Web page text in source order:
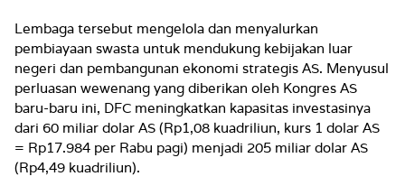
Lembaga tersebut mengelola dan menyalurkan
pembiayaan swasta untuk mendukung kebijakan luar
negeri dan pembangunan ekonomi strategis AS. Menyusul
perluasan wewenang yang diberikan oleh Kongres AS
baru-baru ini, DFC meningkatkan kapasitas investasinya
dari 60 miliar dolar AS (Rp1,08 kuadriliun, kurs 1 dolar AS
= Rp17.984 per Rabu pagi) menjadi 205 miliar dolar AS
(Rp4,49 kuadriliun).